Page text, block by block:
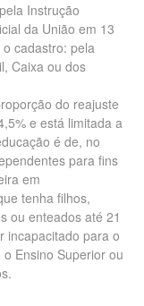
Instrução
da União em 13
cadastro: pela
Caixa ou dos
do reajuste
e está limitada a
é de, no
para fins
em
tenha filhos,
ou enteados até 21
incapacitado para o
Ensino Superior ou